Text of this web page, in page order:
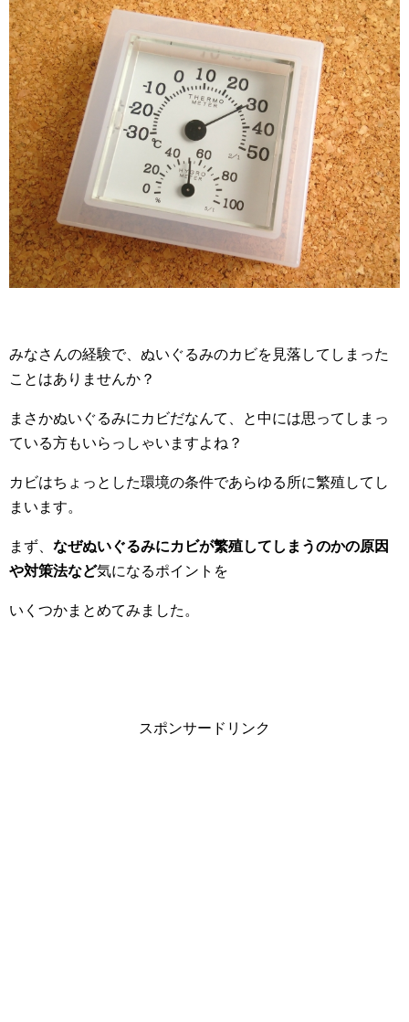
みなさんの経験で、ぬいぐるみのカビを見落してしまった
ことはありませんか？
まさかぬいぐるみにカビだなんて、と中には思ってしまっ
ている方もいらっしゃいますよね？
カビはちょっとした環境の条件であらゆる所に繁殖してし
まいます。
まず、 なぜぬいぐるみにカビが繁殖してしまうのかの原因
や対策法など気になるポイントを
いくつかまとめてみました。
スポンサードリンク